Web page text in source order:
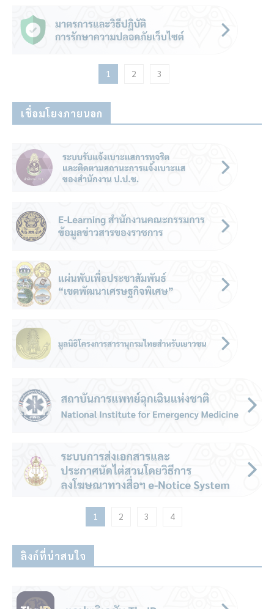
1 2 3
เชื่อมโยงภายนอก
1 2 3 4
ลิงก์ที่น่าสนใจ